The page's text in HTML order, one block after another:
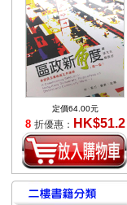
定價64.00元
8 折優惠： HK$51.2